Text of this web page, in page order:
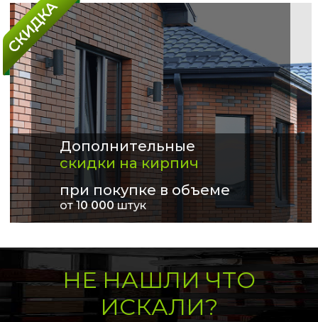
Дополнительные
скидки на кирпич
при покупке в объеме
от 10 000штук
НЕ НАШЛИ ЧТО
ИСКАЛИ?